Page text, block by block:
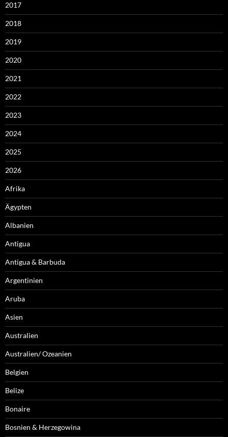
2017
2018
2019
2020
2021
2022
2023
2024
2025
2026
Afrika
Ägypten
Albanien
Antigua
Antigua & Barbuda
Argentinien
Aruba
Asien
Australien
Australien/ Ozeanien
Belgien
Belize
Bonaire
Bosnien & Herzegowina